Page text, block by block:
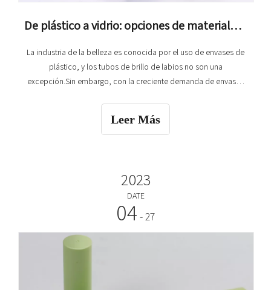
De plástico a vidrio: opciones de materiales para envases de tubo de brillo de labios
La industria de la belleza es conocida por el uso de envases de
plástico, y los tubos de brillo de labios no son una
excepción.Sin embargo, con la creciente demanda de envases
labios.En este artículo, tomaremos
Leer Más
2023
DATE
04 - 27